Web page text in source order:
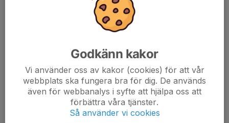
Godkänn kakor
Vi använder oss av kakor (cookies) för att vår
webbplats ska fungera bra för dig. De används
även för webbanalys i syfte att hjälpa oss att
förbättra våra tjänster.
Så använder vi cookies